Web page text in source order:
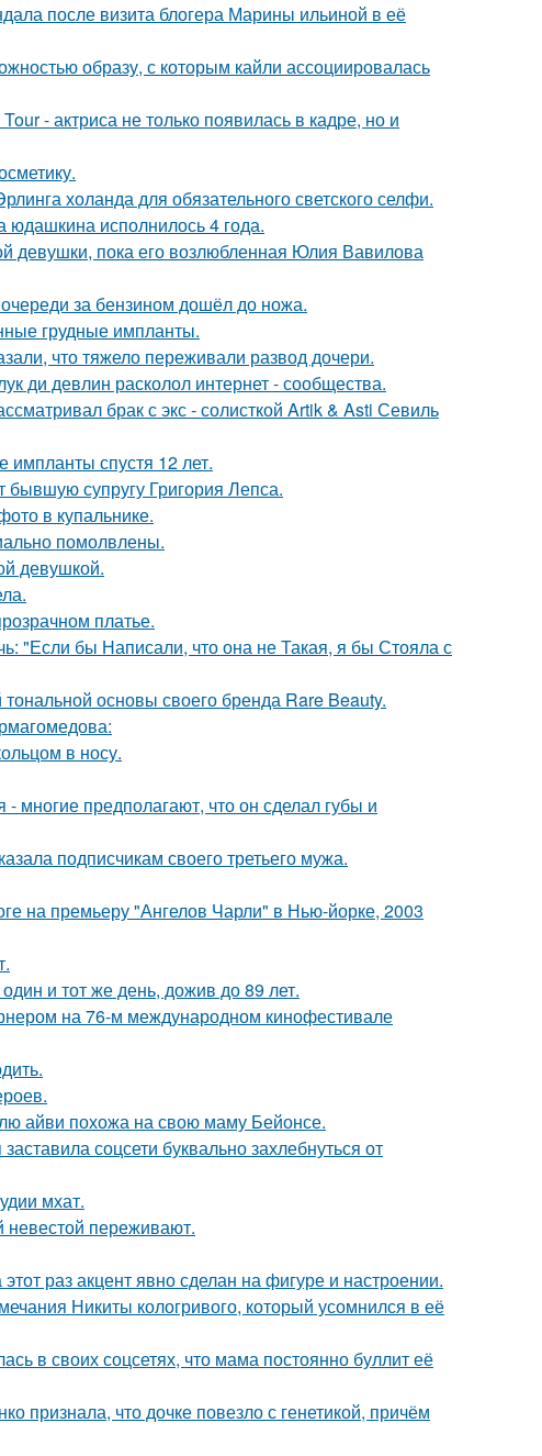
после визита блогера Марины ильиной в её
образу, с которым кайли ассоциировалась
- актриса не только появилась в кадре, но и
холанда для обязательного светского селфи.
юдашкина исполнилось 4 года.
девушки, пока его возлюбленная Юлия Вавилова
за бензином дошёл до ножа.
грудные импланты.
что тяжело переживали развод дочери.
ди девлин расколол интернет - сообщества.
брак с экс - солисткой Artik & Asti Севиль
импланты спустя 12 лет.
супругу Григория Лепса.
в купальнике.
помолвлены.
девушкой.
платье.
"Если бы Написали, что она не Такая, я бы Стояла с
основы своего бренда Rare Beauty.
в носу.
многие предполагают, что он сделал губы и
подписчикам своего третьего мужа.
на премьеру "Ангелов Чарли" в Нью-йорке, 2003
и тот же день, дожив до 89 лет.
на 76-м международном кинофестивале
айви похожа на свою маму Бейонсе.
соцсети буквально захлебнуться от
мхат.
невестой переживают.
раз акцент явно сделан на фигуре и настроении.
Никиты кологривого, который усомнился в её
в своих соцсетях, что мама постоянно буллит её
признала, что дочке повезло с генетикой, причём